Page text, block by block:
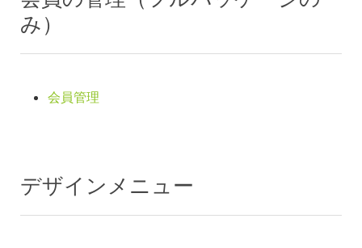
み）
会員管理
デザインメニュー